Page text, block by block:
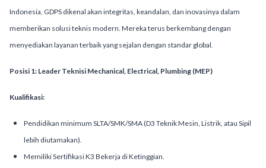
Indonesia, GDPS dikenal akan integritas, keandalan, dan inovasinya dalam
memberikan solusi teknis modern. Mereka terus berkembang dengan
menyediakan layanan terbaik yang sejalan dengan standar global.
Posisi 1: Leader Teknisi Mechanical, Electrical, Plumbing (MEP)
Kualifikasi:
Pendidikan minimum SLTA/SMK/SMA (D3 Teknik Mesin, Listrik, atau Sipil
lebih diutamakan).
Memiliki Sertifikasi K3 Bekerja di Ketinggian.